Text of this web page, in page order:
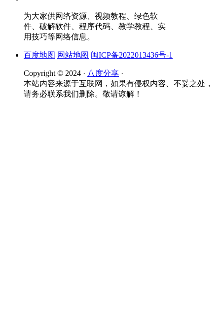
为大家供网络资源、视频教程、绿色软
件、破解软件、程序代码、教学教程、实
用技巧等网络信息。
百度地图 网站地图 闽ICP备2022013436号-1
Copyright © 2024 · 八度分享 ·
本站内容来源于互联网，如果有侵权内容、不妥之处，
请务必联系我们删除。敬请谅解！